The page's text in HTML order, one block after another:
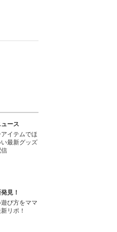
ース
イテムでほ
最新グッズ
見！
び方をママ
リポ！